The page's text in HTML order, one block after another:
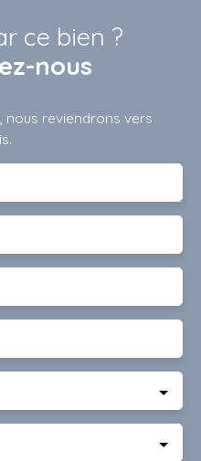
ce bien ?
nous
nous reviendrons vers